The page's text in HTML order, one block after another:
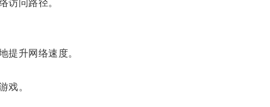
问路径。
升网络速度。
戏。